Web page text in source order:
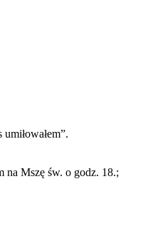
na Mszę św. o godz. 18.;